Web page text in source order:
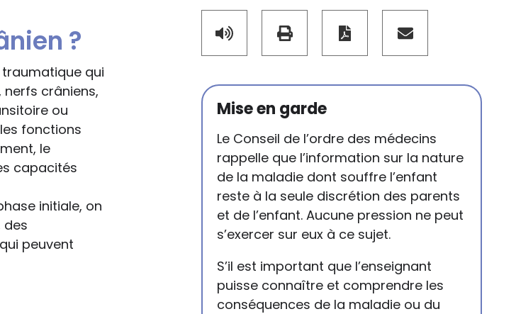
?
qui
crâniens,
ou
fonctions
le
capacités
initiale, on
des
peuvent
Mise en garde
Le Conseil de l’ordre des médecins
rappelle que l’information sur la nature
de la maladie dont souffre l’enfant
reste à la seule discrétion des parents
et de l’enfant. Aucune pression ne peut
s’exercer sur eux à ce sujet.
S’il est important que l’enseignant
puisse connaître et comprendre les
conséquences de la maladie ou du